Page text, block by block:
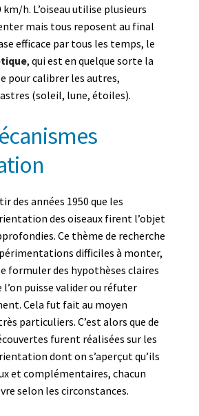
km/h. L’oiseau utilise plusieurs
mais tous reposent au final
efficace par tous les temps, le
, qui est en quelque sorte la
pour calibrer les autres,
(soleil, lune, étoiles).
des années 1950 que les
des oiseaux firent l’objet
Ce thème de recherche
difficiles à monter,
formuler des hypothèses claires
l’on puisse valider ou réfuter
Cela fut fait au moyen
particuliers. C’est alors que de
furent réalisées sur les
dont on s’aperçut qu’ils
et complémentaires, chacun
selon les circonstances.